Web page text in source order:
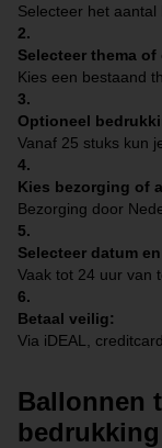
Selecteer het
2.
Selecteer thema
Kies een bestaand
3.
Optioneel
Vanaf 25 stuks kun
4.
Kies bezorging of
Bezorging door
5.
Selecteer datum
Vaak tot 24 uur van
6.
Betaal veilig:
Via iDEAL,
Ballonnen
bedrukking